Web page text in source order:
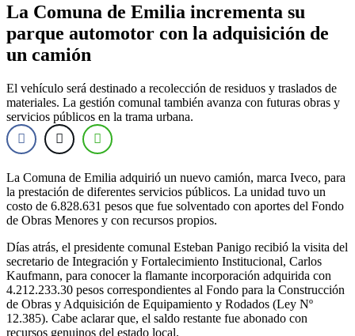
La Comuna de Emilia incrementa su
parque automotor con la adquisición de
un camión
El vehículo será destinado a recolección de residuos y traslados de
materiales. La gestión comunal también avanza con futuras obras y
servicios públicos en la trama urbana.
La Comuna de Emilia adquirió un nuevo camión, marca Iveco, para
la prestación de diferentes servicios públicos. La unidad tuvo un
costo de 6.828.631 pesos que fue solventado con aportes del Fondo
de Obras Menores y con recursos propios.
Días atrás, el presidente comunal Esteban Panigo recibió la visita del
secretario de Integración y Fortalecimiento Institucional, Carlos
Kaufmann, para conocer la flamante incorporación adquirida con
4.212.233.30 pesos correspondientes al Fondo para la Construcción
de Obras y Adquisición de Equipamiento y Rodados (Ley Nº
12.385). Cabe aclarar que, el saldo restante fue abonado con
recursos genuinos del estado local.